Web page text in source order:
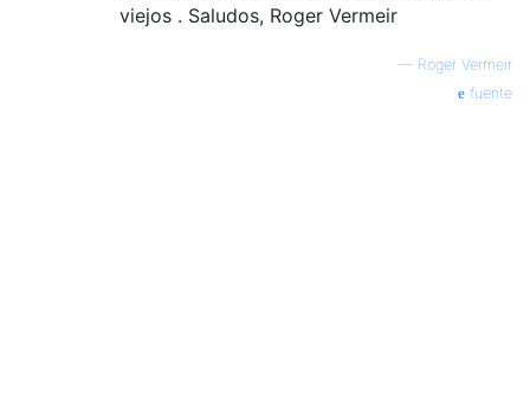
viejos . Saludos, Roger Vermeir
— Roger Vermeir
fuente